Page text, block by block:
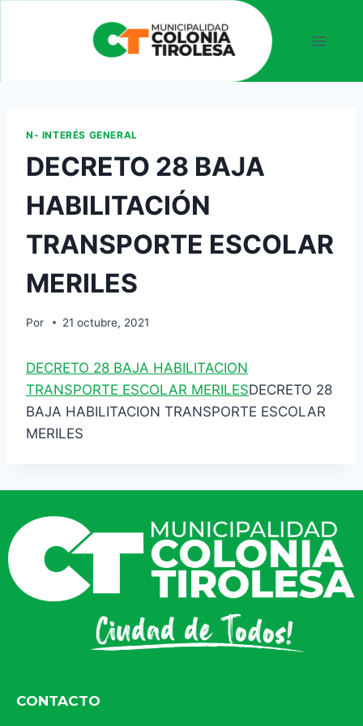
N- INTERÉS GENERAL
DECRETO 28 BAJA
HABILITACIÓN
TRANSPORTE ESCOLAR
MERILES
Por 21 octubre, 2021
DECRETO 28 BAJA HABILITACION
TRANSPORTE ESCOLAR MERILESDECRETO 28
BAJA HABILITACION TRANSPORTE ESCOLAR
MERILES
CONTACTO